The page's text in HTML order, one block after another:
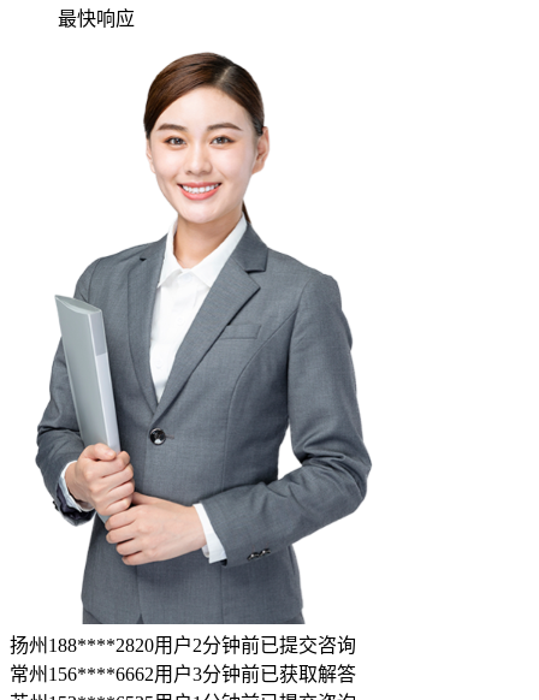
扬州188****2820用户2分钟前已提交咨询
常州156****6662用户3分钟前已获取解答
苏州152****6535用户1分钟前已提交咨询
扬州188****2820用户2分钟前已提交咨询
常州156****6662用户3分钟前已获取解答
苏州152****6535用户1分钟前已提交咨询
扬州188****2820用户2分钟前已提交咨询
常州156****6662用户3分钟前已获取解答
苏州152****6535用户1分钟前已提交咨询
立即咨询
(问题解决率99%) 推荐使用
继续换一换